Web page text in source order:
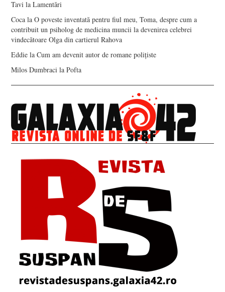
Tavi laLamentări
Coca laO poveste inventată pentru fiul meu, Toma, despre cum a
contribuit un psiholog de medicina muncii la devenirea celebrei
vindecătoare Olga din cartierul Rahova
Eddie laCum am devenit autor de romane polițiste
Milos Dumbraci laPofta